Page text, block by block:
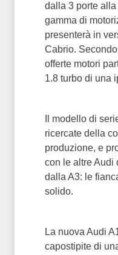
dalla 3 porte
gamma di
presenterà in
Cabrio.
offerte motori
1.8 turbo di una
Il modello di
ricercate della
produzione, e
con le altre Audi
dalla A3: le
solido.
La nuova Audi
capostipite di